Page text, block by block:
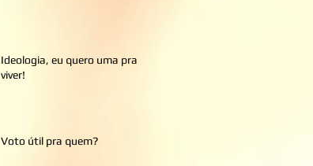
Ideologia, eu quero uma pra
viver!
Voto útil pra quem?